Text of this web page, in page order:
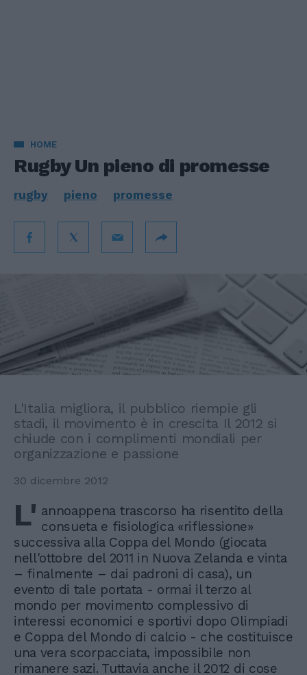
HOME
Rugby Un pieno di promesse
rugby pieno promesse
L'Italia migliora, il pubblico riempie gli
stadi, il movimento è in crescita Il 2012 si
chiude con i complimenti mondiali per
organizzazione e passione
30 dicembre 2012
L' annoappena trascorso ha risentito della
consueta e fisiologica «riflessione»
successiva alla Coppa del Mondo (giocata
nell'ottobre del 2011 in Nuova Zelanda e vinta
– finalmente – dai padroni di casa), un
evento di tale portata - ormai il terzo al
mondo per movimento complessivo di
interessi economici e sportivi dopo Olimpiadi
e Coppa del Mondo di calcio - che costituisce
una vera scorpacciata, impossibile non
rimanere sazi. Tuttavia anche il 2012 di cose